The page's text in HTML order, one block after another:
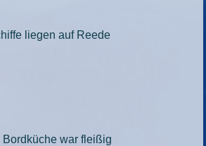
liegen auf Reede
Bordküche war fleißig